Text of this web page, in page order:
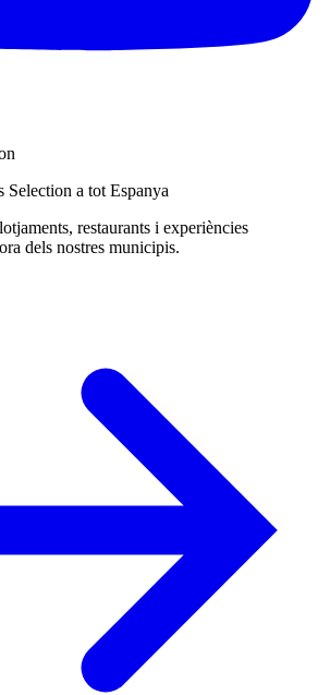
Selection a tot Espanya
restaurants i experiències
dels nostres municipis.